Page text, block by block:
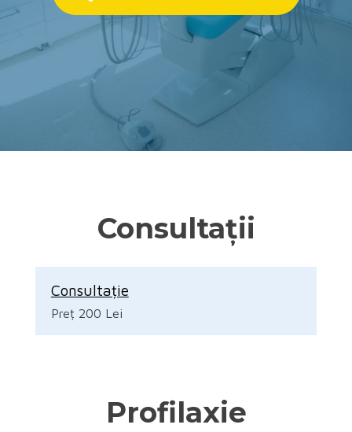
Consultații
Consultație
Preț 200 Lei
Profilaxie